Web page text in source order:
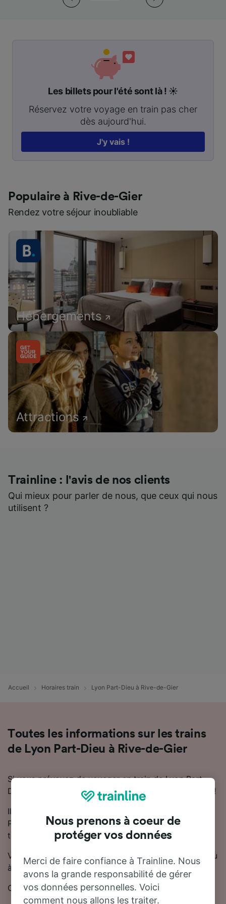
Les billets pour l'été sont là ! ☀️
Réservez votre voyage en train pas cher
dès aujourd'hui.
J'y vais !
Populaire à Rive-de-Gier
Rendez votre séjour inoubliable
Hébergements
Attractions
Trainline : l'avis de nos clients
Qui mieux pour parler de nous, que ceux qui nous
utilisent ?
Accueil Horaires train Lyon Part-Dieu à Rive-de-Gier
Toutes les informations sur les trains
de Lyon Part-Dieu à Rive-de-Gier
Si vous prévoyez de voyager en train de Lyon Part-
Dieu à Rive-de-Gier, nous sommes là pour vous aider !
Il faut en moyenne 34 minutes pour se rendre de Lyon
Part-Dieu à Rive-de-Gier en train. En moyenne, 32
trains trains circulent chaque jour sur cette ligne.
Vous pouvez prendre un train direct de Lyon Part-Dieu
à Rive-de-Gier.
Cette ligne est desservie par TGV et SNCF.
Nous prenons à coeur de
protéger vos données
Merci de faire confiance à Trainline. Nous
avons la grande responsabilité de gérer
vos données personnelles. Voici
comment nous allons les traiter.